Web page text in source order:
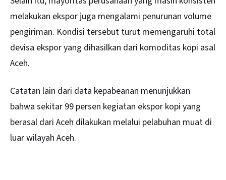
melakukan ekspor juga mengalami penurunan volume
pengiriman. Kondisi tersebut turut memengaruhi total
devisa ekspor yang dihasilkan dari komoditas kopi asal
Aceh.
Catatan lain dari data kepabeanan menunjukkan
bahwa sekitar 99 persen kegiatan ekspor kopi yang
berasal dari Aceh dilakukan melalui pelabuhan muat di
luar wilayah Aceh.